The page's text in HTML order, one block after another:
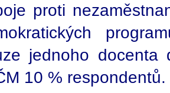
proti
jednoho docenta
10 % respondentů.